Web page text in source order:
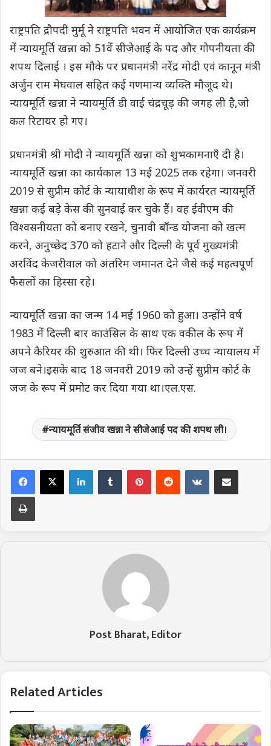
राष्ट्रपति द्रौपदी मुर्मू ने राष्ट्रपति भवन में आयोजित एक कार्यक्रम
में न्यायमूर्ति खन्ना को 51वें सीजेआई के पद और गोपनीयता की
शपथ दिलाई । इस मौके पर प्रधानमंत्री नरेंद्र मोदी एवं कानून मंत्री
अर्जुन राम मेघवाल सहित कई गणमान्य व्यक्ति मौजूद थे।
न्यायमूर्ति खन्ना ने न्यायमूर्ति डी वाई चंद्रचूड़ की जगह ली है,जो
कल रिटायर हो गए।
प्रधानमंत्री श्री मोदी ने न्यायमूर्ति खन्ना को शुभकामनाएँ दी है।
न्यायमूर्ति खन्ना का कार्यकाल 13 मई 2025 तक रहेगा। जनवरी
2019 से सुप्रीम कोर्ट के न्यायाधीश के रूप में कार्यरत न्यायमूर्ति
खन्ना कई बड़े केस की सुनवाई कर चुके हैं। वह ईवीएम की
विश्वसनीयता को बनाए रखने, चुनावी बॉन्ड योजना को खत्म
करने, अनुच्छेद 370 को हटाने और दिल्ली के पूर्व मुख्यमंत्री
अरविंद केजरीवाल को अंतरिम जमानत देने जैसे कई महत्वपूर्ण
फैसलों का हिस्सा रहे।
न्यायमूर्ति खन्ना का जन्म 14 मई 1960 को हुआ। उन्होंने वर्ष
1983 में दिल्ली बार काउंसिल के साथ एक वकील के रूप में
अपने कैरियर की शुरुआत की थी। फिर दिल्ली उच्च न्यायालय में
जज बने।इसके बाद 18 जनवरी 2019 को उन्हें सुप्रीम कोर्ट के
जज के रूप में प्रमोट कर दिया गया था।एल.एस.
न्यायमूर्ति संजीव खन्ना ने सीजेआई पद की शपथ ली।
LinkedInTumblrPinterestRedditVKontakte
Share via Email
Print
Post Bharat, Editor
Related Articles